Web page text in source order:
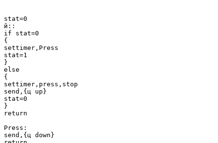
stat=0
й::
if stat=0
{
settimer,Press
stat=1
}
else
{
settimer,press,stop
send,{ц up}
stat=0
}
return
Press:
send,{ц down}